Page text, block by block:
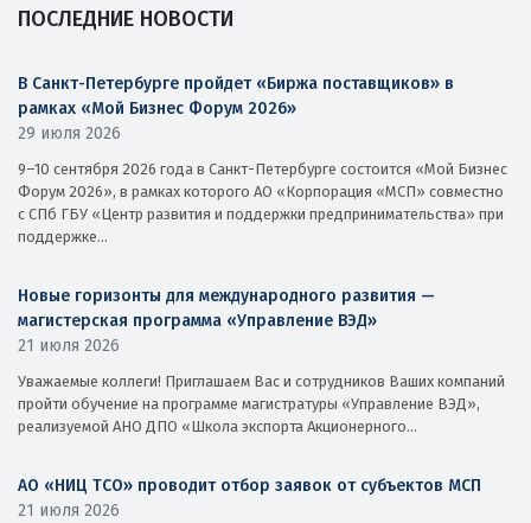
ПОСЛЕДНИЕ НОВОСТИ
В Санкт-Петербурге пройдет «Биржа поставщиков» в
рамках «Мой Бизнес Форум 2026»
29 июля 2026
9–10 сентября 2026 года в Санкт-Петербурге состоится «Мой Бизнес
Форум 2026», в рамках которого АО «Корпорация «МСП» совместно
с СПб ГБУ «Центр развития и поддержки предпринимательства» при
поддержке...
Новые горизонты для международного развития —
магистерская программа «Управление ВЭД»
21 июля 2026
Уважаемые коллеги! Приглашаем Вас и сотрудников Ваших компаний
пройти обучение на программе магистратуры «Управление ВЭД»,
реализуемой АНО ДПО «Школа экспорта Акционерного...
АО «НИЦ ТСО» проводит отбор заявок от субъектов МСП
21 июля 2026